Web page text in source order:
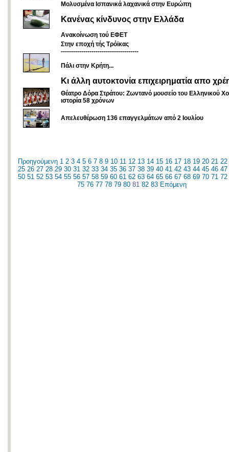
Μολυσμένα Ισπανικά λαχανικά στην Ευρώπη
Κανένας κίνδυνος στην Ελλάδα
Ανακοίνωση τού ΕΦΕΤ
Στην εποχή τής Τρόϊκας
--------------------------------------
Πάλι στην Κρήτη...
Κι άλλη αυτοκτονία επιχειρηματία απο
Θέατρο Δόρα Στράτου: Ζωντανό μουσείο του Ελληνικού
ιστορία 58 χρόνων
Απελευθέρωση 136 επαγγελμάτων από 2 Ιουλίου
Προηγούμενη 1 2 3 4 5 6 7 8 9 10 11 12 13 14 15 16 17 18 19 20 21 22
25 26 27 28 29 30 31 32 33 34 35 36 37 38 39 40 41 42 43 44 45 46 47
50 51 52 53 54 55 56 57 58 59 60 61 62 63 64 65 66 67 68 69 70 71 72
75 76 77 78 79 80 81 82 83 Επόμενη